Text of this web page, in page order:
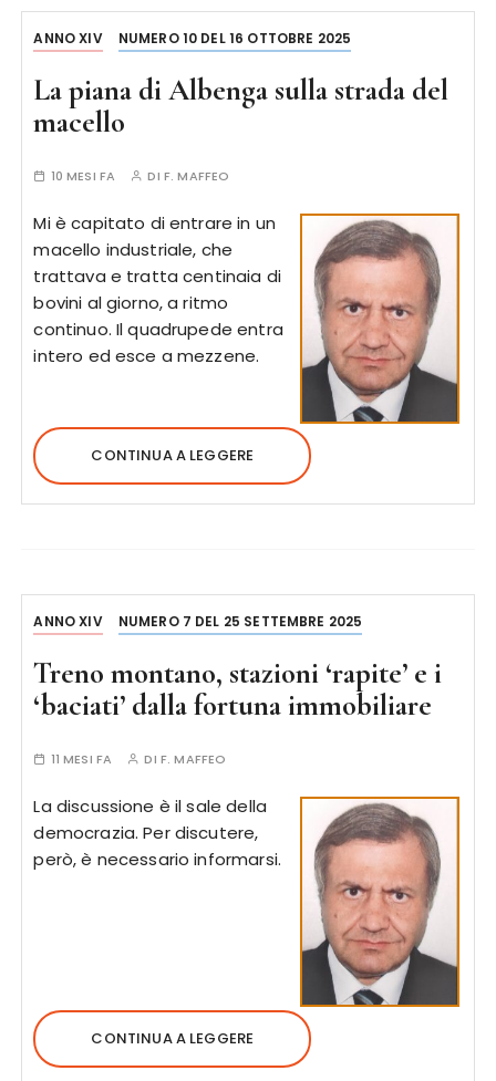
ANNO XIV NUMERO 10 DEL 16 OTTOBRE 2025
La piana di Albenga sulla strada del
macello
10 MESI FA DI F. MAFFEO
Mi è capitato di entrare in un
macello industriale, che
trattava e tratta centinaia di
bovini al giorno, a ritmo
continuo. Il quadrupede entra
intero ed esce a mezzene.
CONTINUA A LEGGERE
ANNO XIV NUMERO 7 DEL 25 SETTEMBRE 2025
Treno montano, stazioni ‘rapite’ e i
‘baciati’ dalla fortuna immobiliare
11 MESI FA DI F. MAFFEO
La discussione è il sale della
democrazia. Per discutere,
però, è necessario informarsi.
CONTINUA A LEGGERE